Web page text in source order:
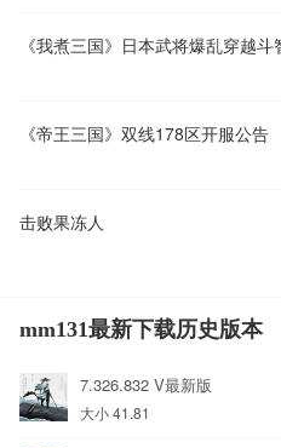
《帝王三国》双线178区开服公告
击败果冻人
mm131最新下载历史版本
7.326.832 V最新版
大小 41.81